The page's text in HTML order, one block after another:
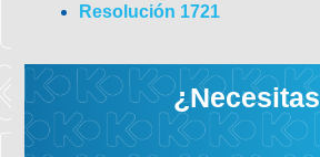
Resolución 1721
¿Necesitas